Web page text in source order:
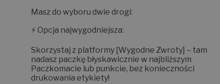
Masz do wyboru dwie drogi:
⚡ Opcja najwygodniejsza:
Skorzystaj z platformy [Wygodne Zwroty] – tam
nadasz paczkę błyskawicznie w najbliższym
Paczkomacie lub punkcie, bez konieczności
drukowania etykiety!